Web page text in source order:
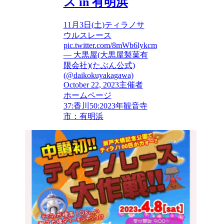
11月3日(土)ティラノサ
ウルスレース
pic.twitter.com/8mWb6lykcm
— 大黒屋(大黒屋製菓有
限会社)(たぶん公式)
(@daikokuyakagawa)
October 22, 2023主催者
ホームページ
37:香川 50:2023年観音寺
市：有明浜